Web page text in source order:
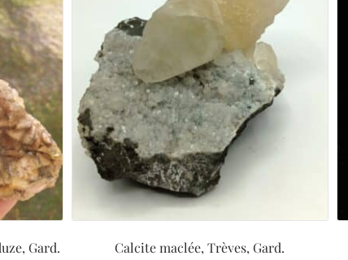
Gard. Calcite maclée, Trèves, Gard.